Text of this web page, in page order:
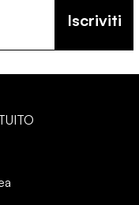
Iscriviti